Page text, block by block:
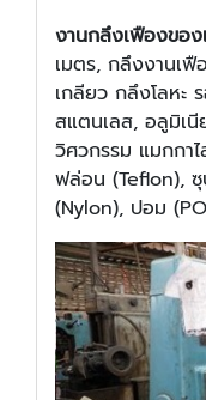
งานกลึงเฟืองของ
เมตร, กลึงงานเ
เกลียว กลึงโลหะ
สแตนเลส, อลูมิเ
วิศวกรรม แมกกา
ฟล่อน (Teflon),
(Nylon), ปอม